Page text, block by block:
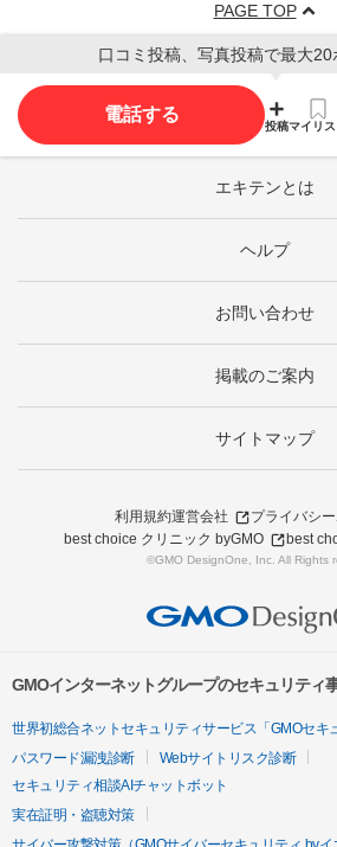
PAGE TOP
口コミ投稿、写真投稿で最大
電話する
投稿マイリス
エキテンとは
ヘルプ
お問い合わせ
掲載のご案内
サイトマップ
利用規約運営会社
プライバシ
best choice クリニック byGMO
best
©GMO DesignOne, Inc. All Rights
GMOインターネットグループのセキュリティ
世界初総合ネットセキュリティサービス「GMOセキ
パスワード漏洩診断
Webサイトリスク診断
セキュリティ相談AIチャットボット
実在証明・盗聴対策